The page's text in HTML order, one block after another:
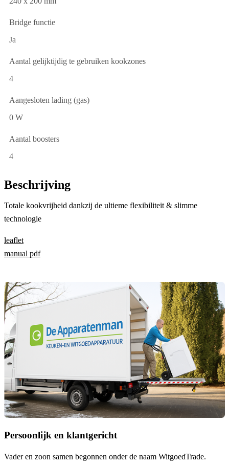
Bridge functie
Ja
Aantal gelijktijdig te gebruiken kookzones
4
Aangesloten lading (gas)
0 W
Aantal boosters
4
Beschrijving
Totale kookvrijheid dankzij de ultieme flexibiliteit & slimme
technologie
leaflet
manual pdf
Persoonlijk en klantgericht
Vader en zoon samen begonnen onder de naam WitgoedTrade.